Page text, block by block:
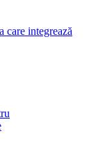
care integrează